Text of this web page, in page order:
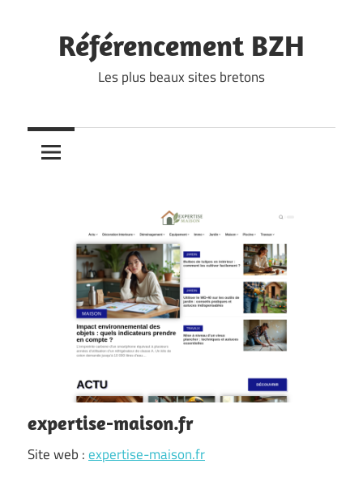
contentRéférencement BZH
Les plus beaux sites bretons
expertise-maison.fr
Site web :expertise-maison.fr